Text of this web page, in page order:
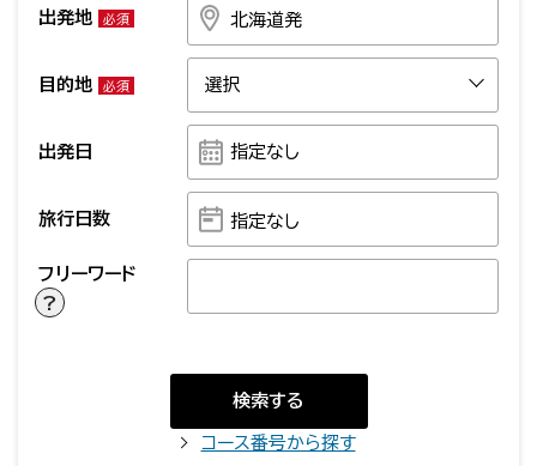
出発地 必須 北海道発
目的地 必須 選択
出発日 指定なし
旅行日数 指定なし
フリーワード
?
検索する
コース番号から探す